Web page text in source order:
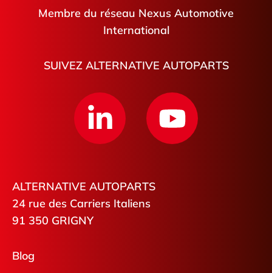
Membre du réseau Nexus Automotive
International
SUIVEZ ALTERNATIVE AUTOPARTS
ALTERNATIVE AUTOPARTS
24 rue des Carriers Italiens
91 350 GRIGNY
Blog